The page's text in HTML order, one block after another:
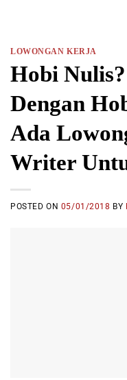
LOWONGAN KERJA
Hobi
Dengan
Ada
Writer
POSTED ON 05/01/2018 BY